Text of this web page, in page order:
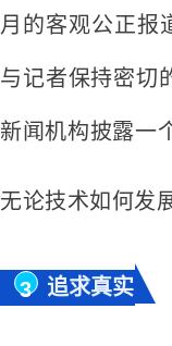
月的客观公正报
与记者保持密切
新闻机构披露一
无论技术如何发
3 追求真实